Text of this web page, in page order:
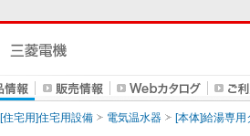
[住宅用]住宅用設備 電気温水器 [本体]給湯専用